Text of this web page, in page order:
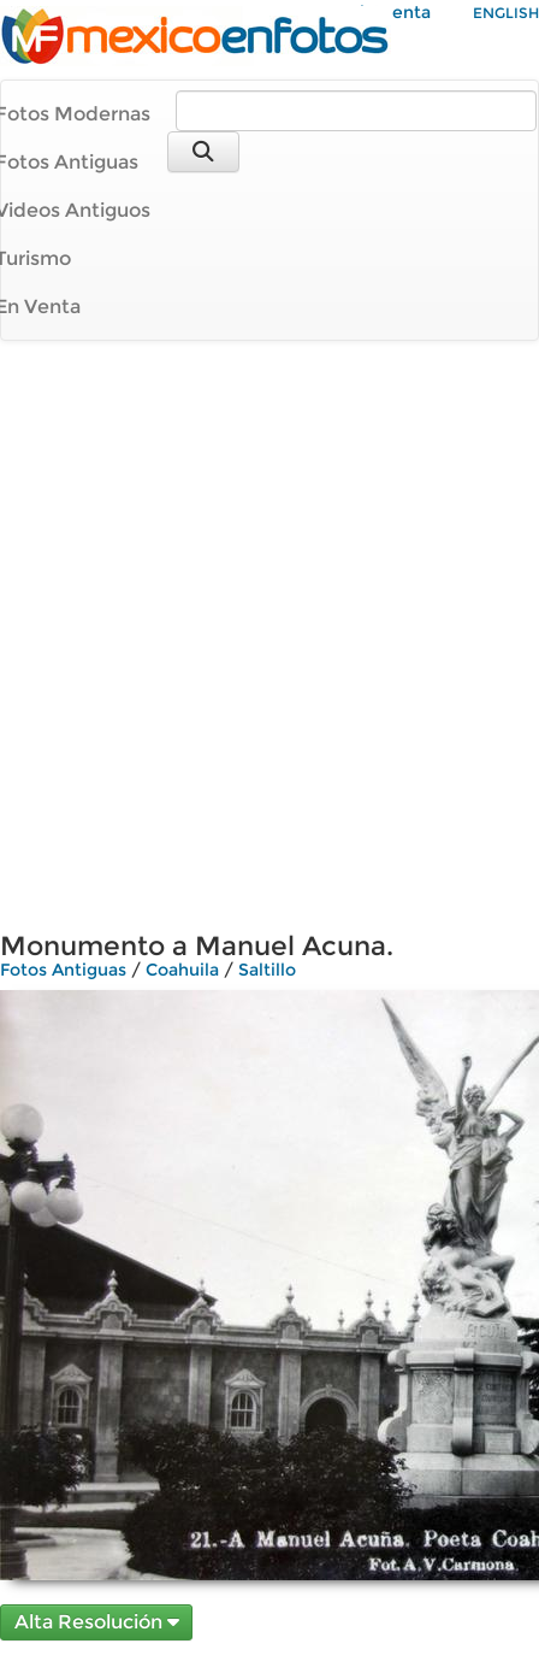
Mi Cuenta ENGLISH
Modernas
Antiguas
Antiguos
Venta
Monumento a Manuel Acuna.
Fotos Antiguas / Coahuila / Saltillo
Alta Resolución